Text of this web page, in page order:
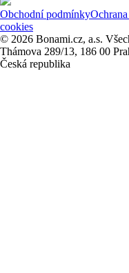
Obchodní podmínky
cookies
© 2026 Bonami.cz, a.s.
Thámova 289/13, 186 00
Česká republika